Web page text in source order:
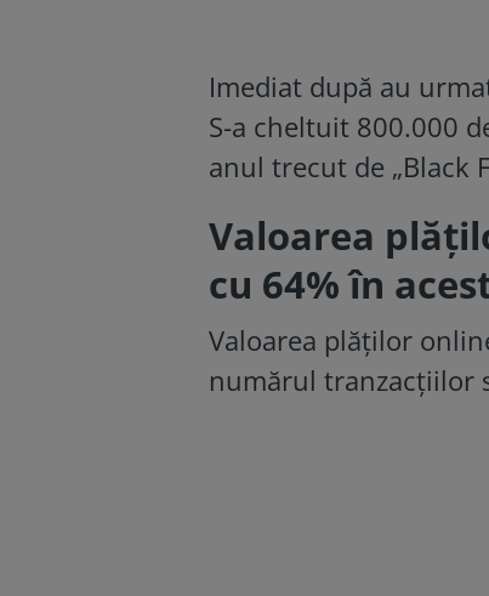
Imediat după au
S-a cheltuit 800.000
anul trecut de „Black
Valoarea
cu 64% în
Valoarea plăților
numărul tranzacţiilor